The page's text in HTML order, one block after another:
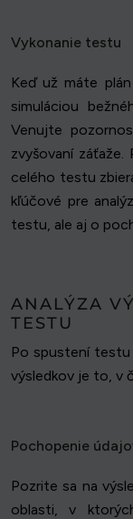
Vykonanie testu
Keď už máte
simuláciou
Venujte
zvyšovaní
celého testu
kľúčové pre
testu, ale aj o
ANALÝZA
TESTU
Po spustení testu
výsledkov je to, v
Pochopenie
Pozrite sa na
oblasti, v